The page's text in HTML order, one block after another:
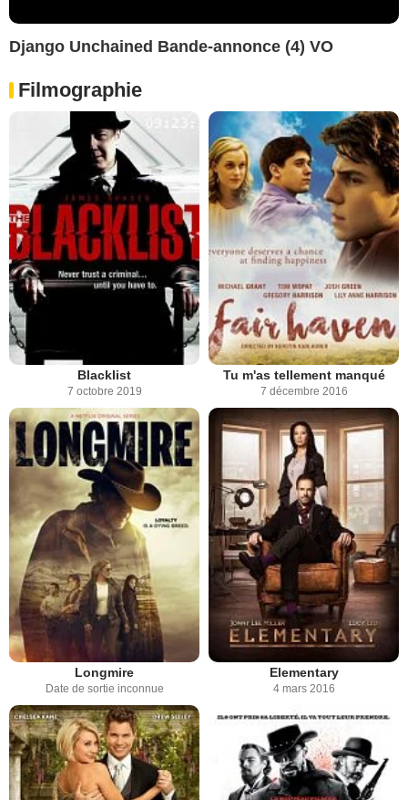
Django Unchained Bande-annonce (4) VO
Filmographie
Blacklist
7 octobre 2019
Tu m'as tellement manqué
7 décembre 2016
Longmire
Date de sortie inconnue
Elementary
4 mars 2016